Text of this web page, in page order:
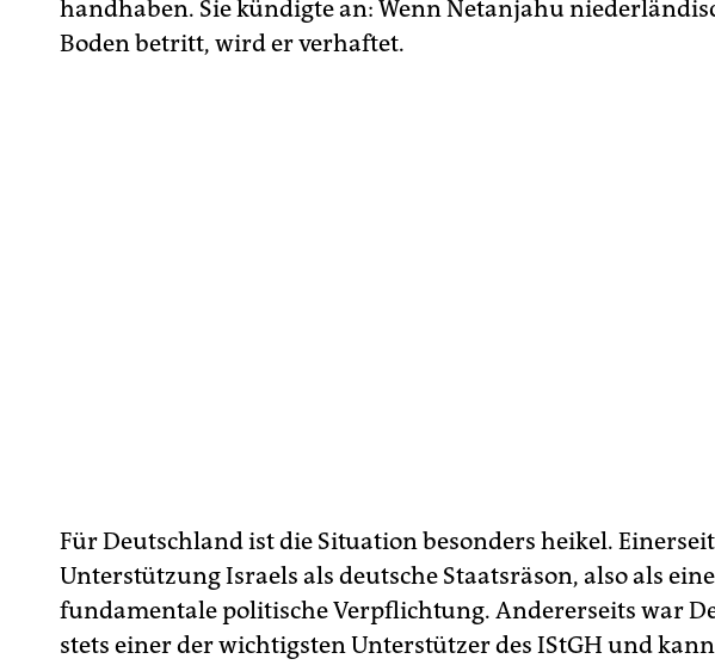
handhaben. Sie kündigte an: Wenn Netanjahu
Boden betritt, wird er verhaftet.
Für Deutschland ist die Situation besonders heikel.
Unterstützung Israels als deutsche Staatsräson, also als eine
fundamentale politische Verpflichtung. Andererseits war
stets einer der wichtigsten Unterstützer des IStGH und